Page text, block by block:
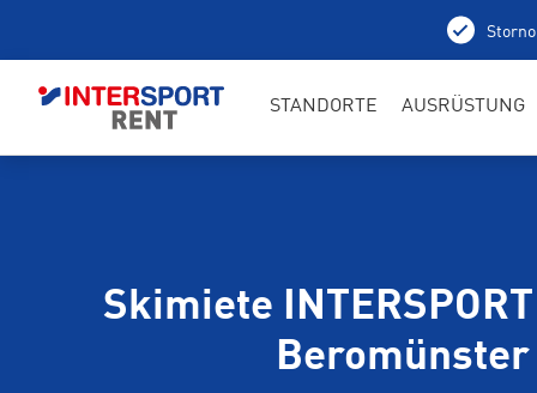
STANDORTE AUSRÜSTUNG
Skimiete
Beromünster